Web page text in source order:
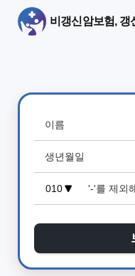
비갱신암보험, 갱